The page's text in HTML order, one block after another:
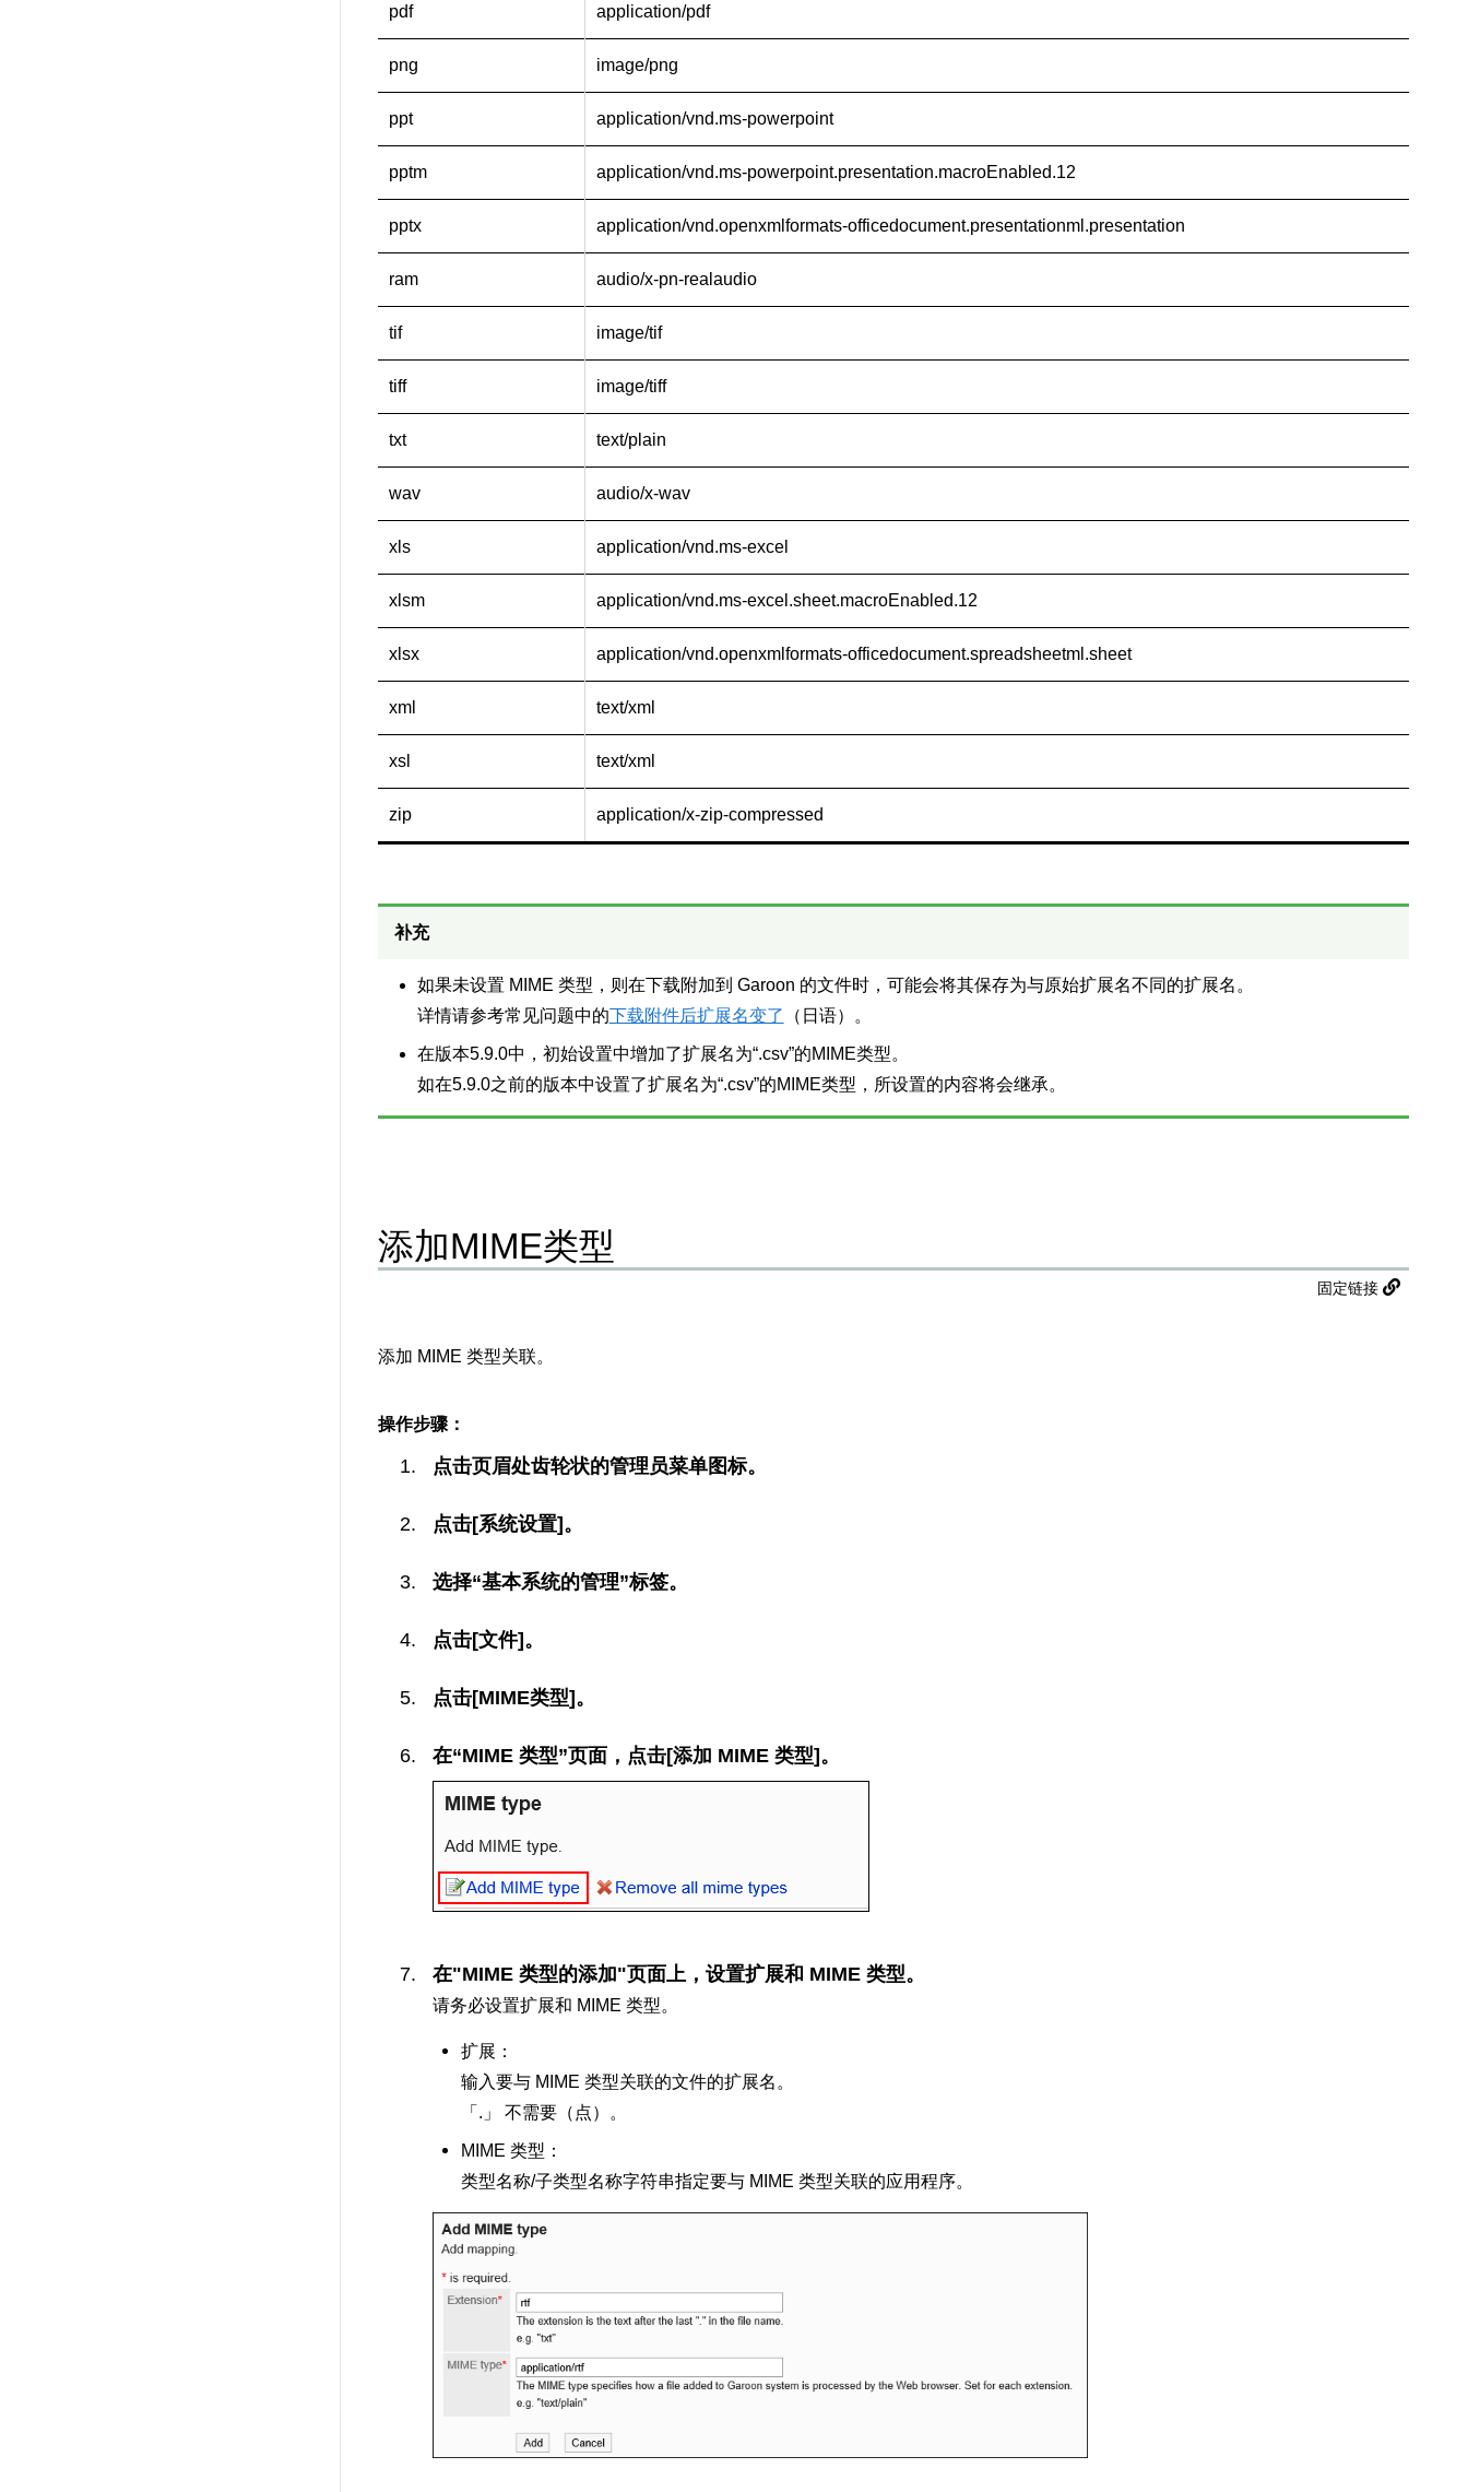
pdf application/pdf
png image/png
ppt application/vnd.ms-powerpoint
pptm application/vnd.ms-powerpoint.presentation.macroEnabled.12
pptx application/vnd.openxmlformats-officedocument.presentationml.presentation
ram audio/x-pn-realaudio
tif image/tif
tiff image/tiff
txt text/plain
wav audio/x-wav
xls application/vnd.ms-excel
xlsm application/vnd.ms-excel.sheet.macroEnabled.12
xlsx application/vnd.openxmlformats-officedocument.spreadsheetml.sheet
xml text/xml
xsl text/xml
zip application/x-zip-compressed
补充
如果未设置 MIME 类型，则在下载附加到 Garoon 的文件时，可能会将其保存为与原始扩展名不同的扩展名。
详情请参考常见问题中的下载附件后扩展名变了 （日语）。
在版本5.9.0中，初始设置中增加了扩展名为“.csv”的MIME类型。
如在5.9.0之前的版本中设置了扩展名为“.csv”的MIME类型，所设置的内容将会继承。
添加MIME类型
固定链接
添加 MIME 类型关联。
操作步骤：
点击页眉处齿轮状的管理员菜单图标。
点击[系统设置]。
选择“基本系统的管理”标签。
点击[文件]。
点击[MIME类型]。
在“MIME 类型”页面，点击[添加 MIME 类型]。
在"MIME 类型的添加"页面上，设置扩展和 MIME 类型。
请务必设置扩展和 MIME 类型。
扩展：
输入要与 MIME 类型关联的文件的扩展名。
「.」 不需要（点）。
MIME 类型：
类型名称/子类型名称字符串指定要与 MIME 类型关联的应用程序。